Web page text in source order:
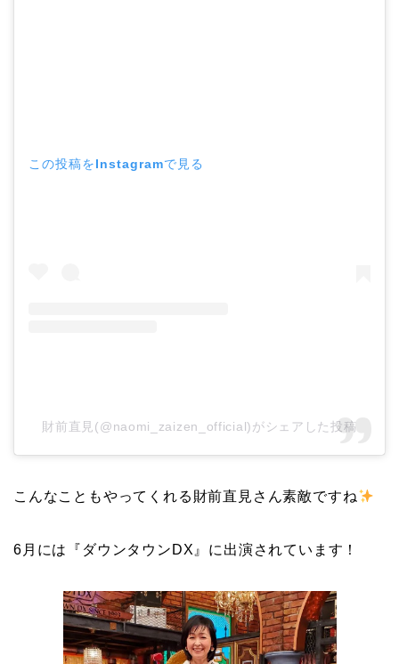
この投稿をInstagramで見る
財前直見(@naomi_zaizen_official)がシェアした投稿
こんなこともやってくれる財前直見さん素敵ですね
6月には『ダウンタウンDX』に出演されています！